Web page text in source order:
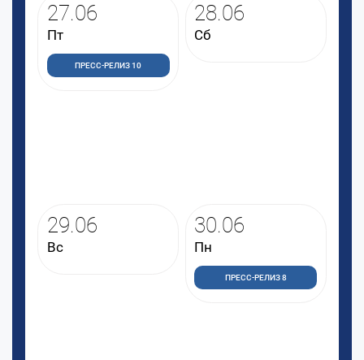
27.06
Пт
ПРЕСС-РЕЛИЗ 10
28.06
Сб
29.06
Вс
30.06
Пн
ПРЕСС-РЕЛИЗ 8